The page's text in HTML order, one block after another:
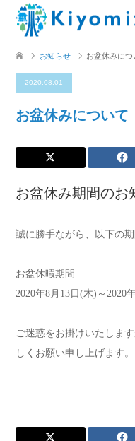
お知らせ お盆休みにつ
2020.08.01
お盆休みについて
お盆休み期間のお
誠に勝手ながら、以下の
お盆休暇期間
2020年8月13日(木)～2020
ご迷惑をお掛けいたしま
しくお願い申し上げます。